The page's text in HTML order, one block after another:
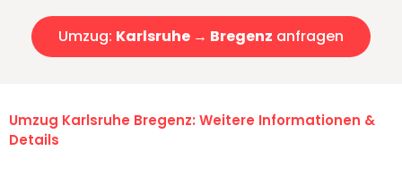
Umzug: Karlsruhe → Bregenz anfragen
Umzug Karlsruhe Bregenz: Weitere Informationen &
Details